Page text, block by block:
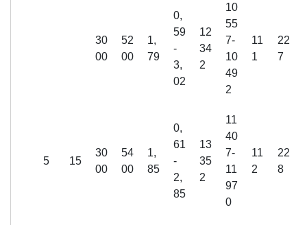
5 15
30
00
52
00
1,
79
0,
59
-
3,
02
12
34
2
10
55
7-
10
49
2
11
1
22
7
30
00
54
00
1,
85
0,
61
-
2,
85
13
35
2
11
40
7-
11
97
0
11
2
22
8